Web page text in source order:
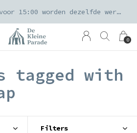
0
Orders geplaatst voor 15:00 worden dezelfde werkdag verzonden
tagged with
Filters